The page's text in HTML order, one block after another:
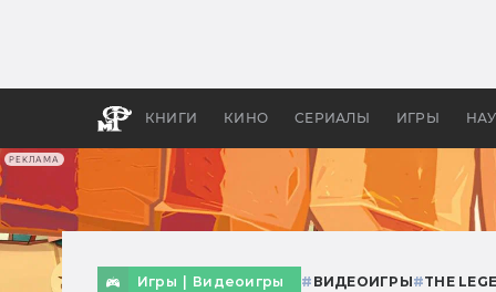
РЕКЛАМА
КНИГИ КИНО СЕРИАЛЫ ИГРЫ
Игры Видеоигры # ВИДЕОИГРЫ#THE